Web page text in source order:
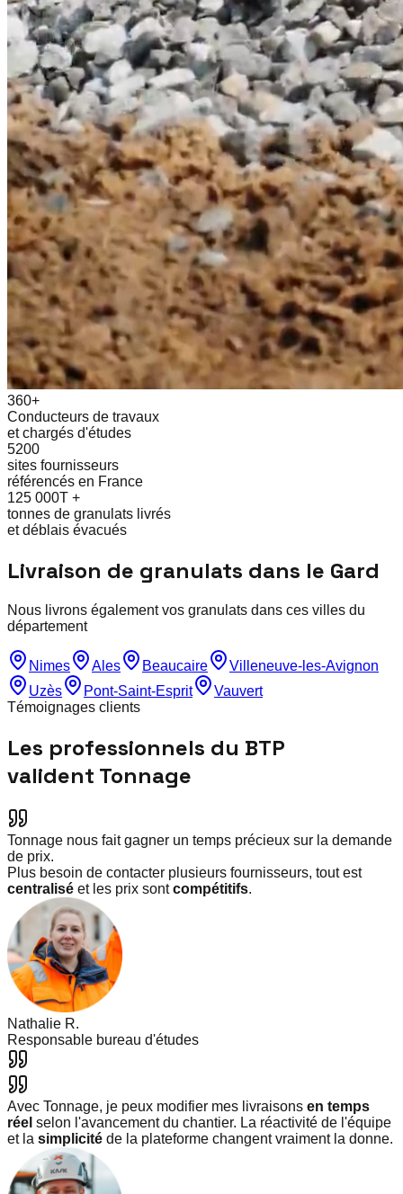
360+
Conducteurs de travaux
et chargés d'études
5200
sites fournisseurs
référencés en France
125 000T +
tonnes de granulats livrés
et déblais évacués
Livraison de granulats dans le Gard
Nous livrons également vos granulats dans ces villes du
département
Nimes Ales Beaucaire
Villeneuve-les-Avignon
Uzès
Pont-Saint-Esprit
Vauvert
Témoignages clients
Les professionnels du BTP
valident Tonnage
Tonnage nous fait gagner un temps précieux sur la demande
de prix.
Plus besoin de contacter plusieurs fournisseurs, tout est
centralisé et les prix sontcompétitifs.
Nathalie R.
Responsable bureau d'études
Avec Tonnage, je peux modifier mes livraisons en temps
réel selon l'avancement du chantier. La réactivité de l'équipe
et la simplicité de la plateforme changent vraiment la donne.